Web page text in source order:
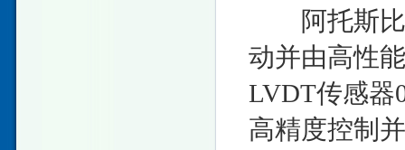
阿托斯比
动并由高性
LVDT传感
高精度控制